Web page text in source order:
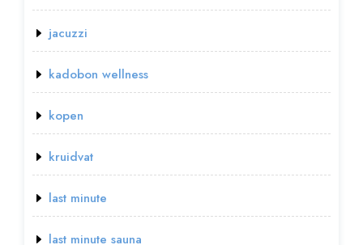
jacuzzi
kadobon wellness
kopen
kruidvat
last minute
last minute sauna